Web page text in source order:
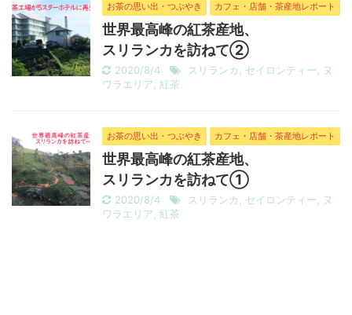
お茶の思い出・つぶやき カフェ・店舗・茶産地レポート
世界最高峰の紅茶産地、
スリランカを訪ねて②
2020/8/4 スリランカ セイロンティー
ヌ
ワラエリア 紅茶
お茶の思い出・つぶやき カフェ・店舗・茶産地レポート
世界最高峰の紅茶産地、
スリランカを訪ねて①
2020/8/4 スリランカ セイロンティー
ヌ
ワラエリア 紅茶